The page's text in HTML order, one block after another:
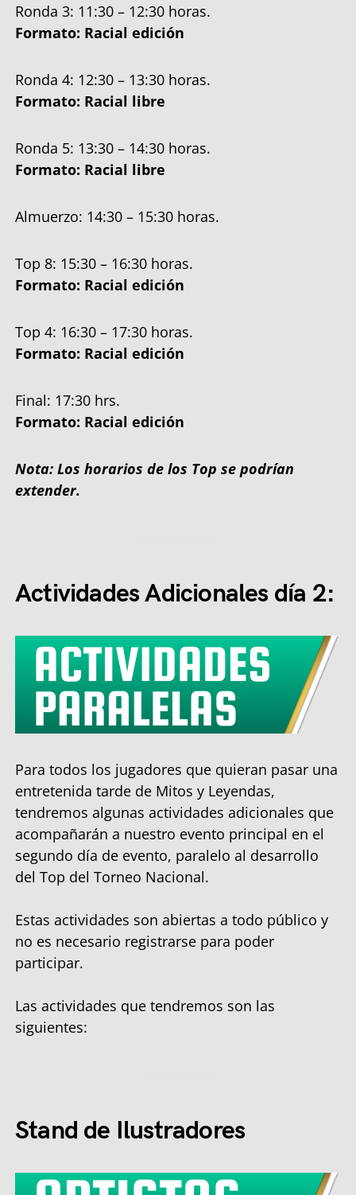
Ronda 3: 11:30 – 12:30 horas.
Formato: Racial edición
Ronda 4: 12:30 – 13:30 horas.
Formato: Racial libre
Ronda 5: 13:30 – 14:30 horas.
Formato: Racial libre
Almuerzo: 14:30 – 15:30 horas.
Top 8: 15:30 – 16:30 horas.
Formato: Racial edición
Top 4: 16:30 – 17:30 horas.
Formato: Racial edición
Final: 17:30 hrs.
Formato: Racial edición
Nota: Los horarios de los Top se podrían
extender.
Actividades Adicionales día 2:
Para todos los jugadores que quieran pasar una
entretenida tarde de Mitos y Leyendas,
tendremos algunas actividades adicionales que
acompañarán a nuestro evento principal en el
segundo día de evento, paralelo al desarrollo
del Top del Torneo Nacional.
Estas actividades son abiertas a todo público y
no es necesario registrarse para poder
participar.
Las actividades que tendremos son las
siguientes:
Stand de Ilustradores